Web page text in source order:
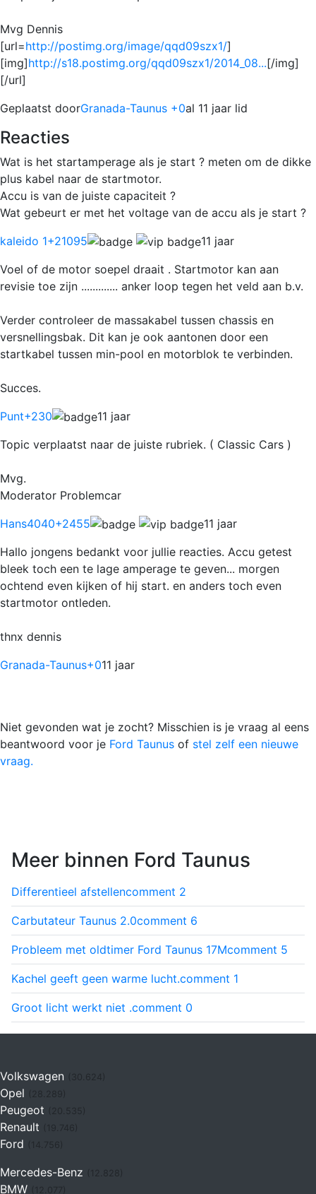
Mvg Dennis
[url=http://postimg.org/image/qqd09szx1/]
[img]http://s18.postimg.org/qqd09szx1/2014_08...[/img]
[/url]
Geplaatst doorGranada-Taunus +0al 11 jaar lid
Reacties
Wat is het startamperage als je start ? meten om de dikke
plus kabel naar de startmotor.
Accu is van de juiste capaciteit ?
Wat gebeurt er met het voltage van de accu als je start ?
kaleido 1+21095
11 jaar
Voel of de motor soepel draait . Startmotor kan aan
revisie toe zijn ............. anker loop tegen het veld aan b.v.
Verder controleer de massakabel tussen chassis en
versnellingsbak. Dit kan je ook aantonen door een
startkabel tussen min-pool en motorblok te verbinden.
Succes.
Punt+230
11 jaar
Topic verplaatst naar de juiste rubriek. ( Classic Cars )
Mvg.
Moderator Problemcar
Hans4040+2455
11 jaar
Hallo jongens bedankt voor jullie reacties. Accu getest
bleek toch een te lage amperage te geven... morgen
ochtend even kijken of hij start. en anders toch even
startmotor ontleden.
thnx dennis
Granada-Taunus+011 jaar
Niet gevonden wat je zocht? Misschien is je vraag al eens
beantwoord voor je Ford Taunus of stel zelf een nieuwe
vraag.
Meer binnen Ford Taunus
Differentieel afstellencomment 2
Carbutateur Taunus 2.0comment 6
Probleem met oldtimer Ford Taunus 17Mcomment 5
Kachel geeft geen warme lucht.comment 1
Groot licht werkt niet .comment 0
Volkswagen (30.624)
Opel
Peugeot
Renault (19.746)
Ford (14.756)
Mercedes-Benz
BMW